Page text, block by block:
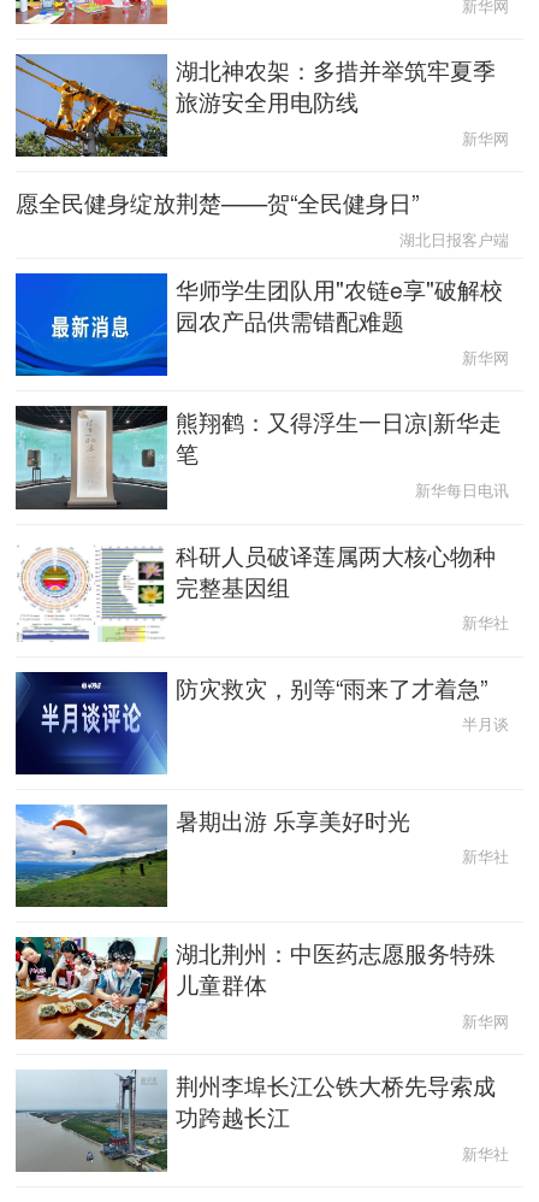
新华网
湖北神农架：多措并举筑牢夏季
旅游安全用电防线
新华网
愿全民健身绽放荆楚——贺“全民健身日”
湖北日报客户端
华师学生团队用"农链e享"破解校
园农产品供需错配难题
新华网
熊翔鹤：又得浮生一日凉|新华走
笔
新华每日电讯
科研人员破译莲属两大核心物种
完整基因组
新华社
防灾救灾，别等“雨来了才着急”
半月谈
暑期出游 乐享美好时光
新华社
湖北荆州：中医药志愿服务特殊
儿童群体
新华网
荆州李埠长江公铁大桥先导索成
功跨越长江
新华社